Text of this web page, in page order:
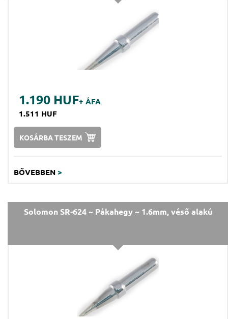
1.190 HUF+ ÁFA
1.511 HUF
KOSÁRBA TESZEM
BŐVEBBEN >
Solomon SR-624 ~ Pákahegy ~ 1.6mm, véső alakú